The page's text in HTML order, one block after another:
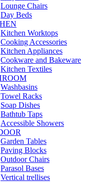
Lounge Chairs
Day Beds
Kitchen Worktops
Cooking Accessories
Kitchen Appliances
Cookware and Bakeware
Kitchen Textiles
Washbasins
Towel Racks
Soap Dishes
Bathtub Taps
Accessible Showers
Garden Tables
Paving Blocks
Outdoor Chairs
Parasol Bases
Vertical trellises